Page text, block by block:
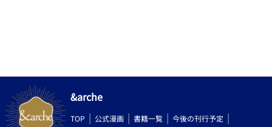
&arche
TOP 公式漫画 書籍一覧 今後の刊行予定